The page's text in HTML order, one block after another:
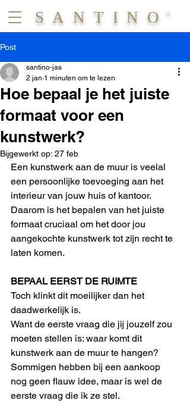
®
S A N T I N O
Post
Hoe bepaal je het juiste
formaat voor een
kunstwerk?
santino-jas
2 jan 1 minuten om te lezen
Bijgewerkt op: 27 feb
Een kunstwerk aan de muur is veelal
een persoonlijke toevoeging aan het
interieur van jouw huis of kantoor.
Daarom is het bepalen van het juiste
formaat cruciaal om het door jou
aangekochte kunstwerk tot zijn recht te
laten komen.
BEPAAL EERST DE RUIMTE
Toch klinkt dit moeilijker dan het
daadwerkelijk is.
Want de eerste vraag die jij jouzelf zou
moeten stellen is: waar komt dit
kunstwerk aan de muur te hangen?
Sommigen hebben bij een aankoop
nog geen flauw idee, maar is wel de
eerste vraag die ik ze stel.